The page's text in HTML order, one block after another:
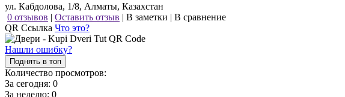
ул. Кабдолова, 1/8, Алматы, Казахстан
0 отзывов | Оставить отзыв | В заметки | В сравнение
QR Ссылка Что это?
Нашли ошибку?
Поднять в топ
Количество просмотров:
За сегодня: 0
За неделю: 0